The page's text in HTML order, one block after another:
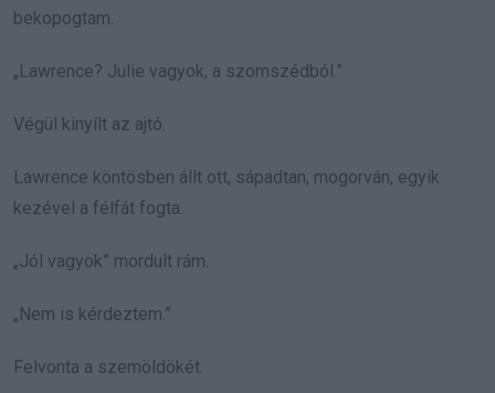
bekopogtam.
„Lawrence? Julie vagyok, a szomszédból.”
Végül kinyílt az ajtó.
Lawrence köntösben állt ott, sápadtan, mogorván, egyik
kezével a félfát fogta.
„Jól vagyok” mordult rám.
„Nem is kérdeztem.”
Felvonta a szemöldökét.